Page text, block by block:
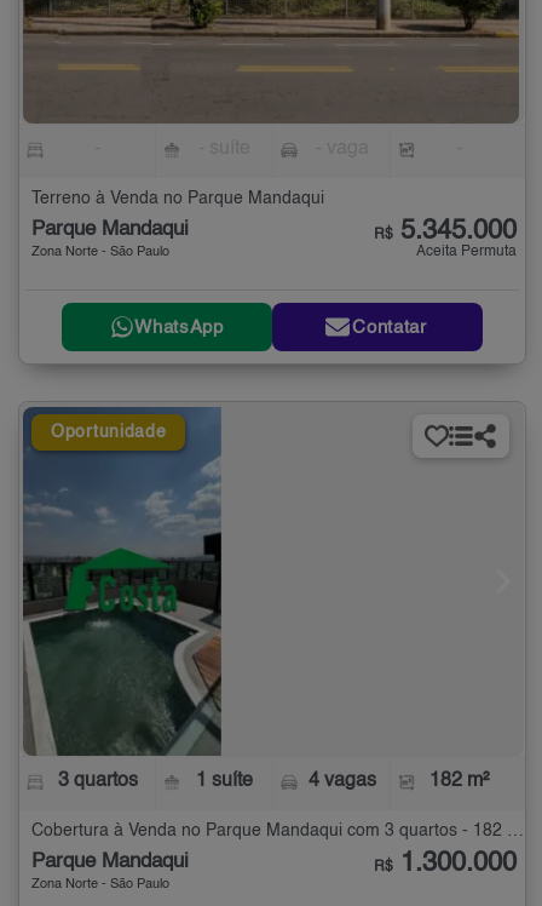
Terreno à Venda no Parque Mandaqui
Parque Mandaqui
Zona Norte - São Paulo
R$ 5.345.000
Aceita Permuta
WhatsApp Contatar
Oportunidade
3 quartos 1 suíte 4 vagas 182 m²
Cobertura à Venda no Parque Mandaqui com 3 quartos - 182 m²
Parque Mandaqui
Zona Norte - São Paulo
R$ 1.300.000